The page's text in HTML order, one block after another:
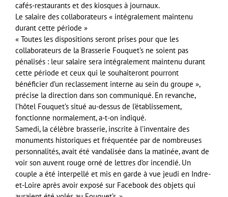
cafés-restaurants et des kiosques à journaux.
Le salaire des collaborateurs « intégralement maintenu
durant cette période »
« Toutes les dispositions seront prises pour que les
collaborateurs de la Brasserie Fouquet’s ne soient pas
pénalisés : leur salaire sera intégralement maintenu durant
cette période et ceux qui le souhaiteront pourront
bénéficier d’un reclassement interne au sein du groupe »,
précise la direction dans son communiqué. En revanche,
l’hôtel Fouquet’s situé au-dessus de l’établissement,
fonctionne normalement, a-t-on indiqué.
Samedi, la célèbre brasserie, inscrite à l’inventaire des
monuments historiques et fréquentée par de nombreuses
personnalités, avait été vandalisée dans la matinée, avant de
voir son auvent rouge orné de lettres d’or incendié. Un
couple a été interpellé et mis en garde à vue jeudi en Indre-
et-Loire après avoir exposé sur Facebook des objets qui